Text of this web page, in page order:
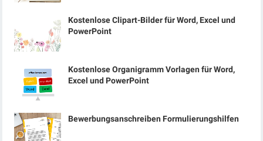
Kostenlose Clipart-Bilder für Word, Excel und
PowerPoint
Kostenlose Organigramm Vorlagen für Word,
Excel und PowerPoint
Bewerbungsanschreiben Formulierungshilfen